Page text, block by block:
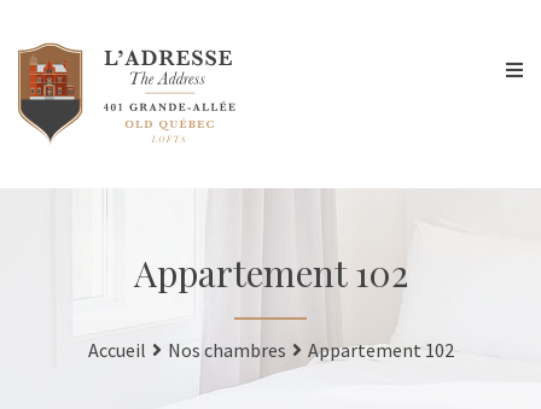
Appartement 102
Accueil Nos chambres Appartement 102